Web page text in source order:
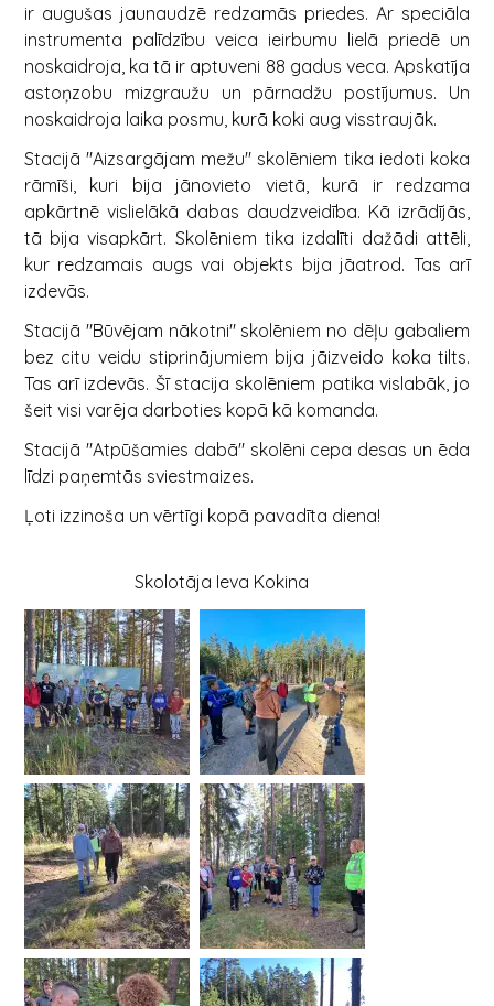
ir augušas jaunaudzē redzamās priedes. Ar speciāla
instrumenta palīdzību veica ieirbumu lielā priedē un
noskaidroja, ka tā ir aptuveni 88 gadus veca. Apskatīja
astoņzobu mizgraužu un pārnadžu postījumus. Un
noskaidroja laika posmu, kurā koki aug visstraujāk.
Stacijā "Aizsargājam mežu" skolēniem tika iedoti koka
rāmīši, kuri bija jānovieto vietā, kurā ir redzama
apkārtnē vislielākā dabas daudzveidība. Kā izrādījās,
tā bija visapkārt. Skolēniem tika izdalīti dažādi attēli,
kur redzamais augs vai objekts bija jāatrod. Tas arī
izdevās.
Stacijā "Būvējam nākotni" skolēniem no dēļu gabaliem
bez citu veidu stiprinājumiem bija jāizveido koka tilts.
Tas arī izdevās. Šī stacija skolēniem patika vislabāk, jo
šeit visi varēja darboties kopā kā komanda.
Stacijā "Atpūšamies dabā" skolēni cepa desas un ēda
līdzi paņemtās sviestmaizes.
Ļoti izzinoša un vērtīgi kopā pavadīta diena!
Skolotāja Ieva Kokina